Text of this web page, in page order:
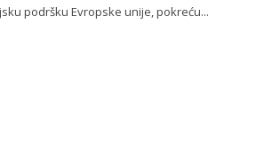
podršku Evropske unije, pokreću...